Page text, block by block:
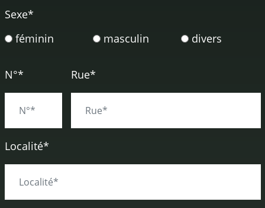
Sexe*
féminin
masculin divers
N°* Rue*
Localité*